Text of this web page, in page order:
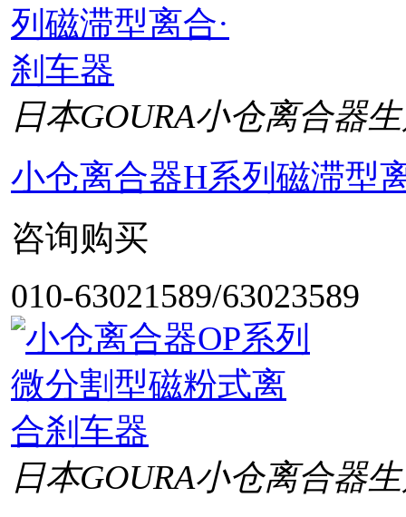
日本GOURA小仓离合器
小仓离合器H系列磁滞型
咨询购买
010-63021589/63023589
日本GOURA小仓离合器